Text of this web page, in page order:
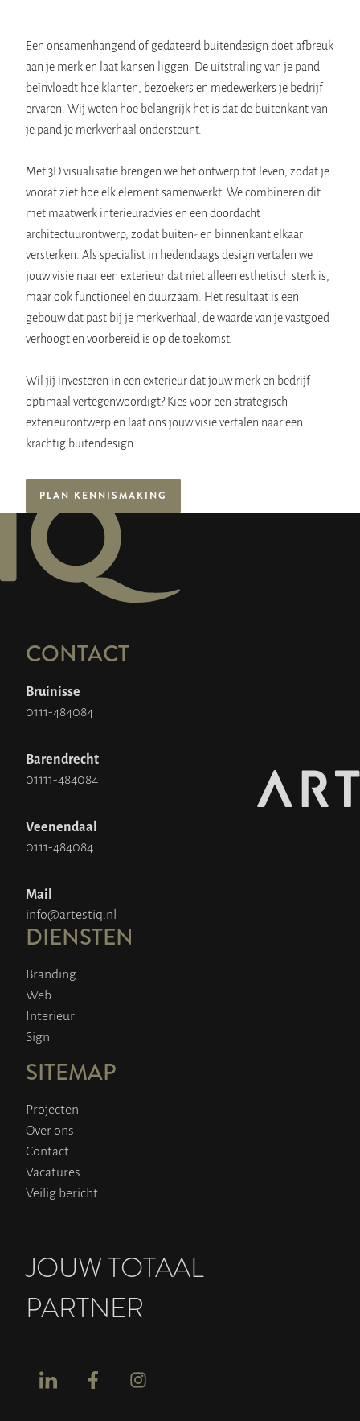
Een onsamenhangend of gedateerd buitendesign doet afbreuk
aan je merk en laat kansen liggen. De uitstraling van je pand
beïnvloedt hoe klanten, bezoekers en medewerkers je bedrijf
ervaren. Wij weten hoe belangrijk het is dat de buitenkant van
je pand je merkverhaal ondersteunt.
Met 3D visualisatie brengen we het ontwerp tot leven, zodat je
vooraf ziet hoe elk element samenwerkt. We combineren dit
met maatwerk interieuradvies en een doordacht
architectuurontwerp, zodat buiten- en binnenkant elkaar
versterken. Als specialist in hedendaags design vertalen we
jouw visie naar een exterieur dat niet alleen esthetisch sterk is,
maar ook functioneel en duurzaam. Het resultaat is een
gebouw dat past bij je merkverhaal, de waarde van je vastgoed
verhoogt en voorbereid is op de toekomst.
Wil jij investeren in een exterieur dat jouw merk en bedrijf
optimaal vertegenwoordigt? Kies voor een strategisch
exterieurontwerp en laat ons jouw visie vertalen naar een
krachtig buitendesign.
PLAN KENNISMAKING
CONTACT
Bruinisse
0111-484084
Barendrecht
01111-484084
Veenendaal
0111-484084
Mail
info@artestiq.nl
DIENSTEN
Branding
Web
Interieur
Sign
SITEMAP
Projecten
Over ons
Contact
Vacatures
Veilig bericht
JOUW TOTAAL
PARTNER